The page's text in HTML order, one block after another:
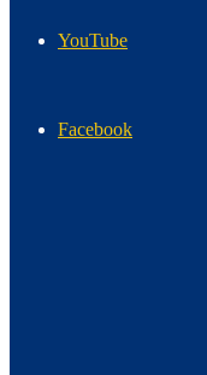
YouTube
Facebook